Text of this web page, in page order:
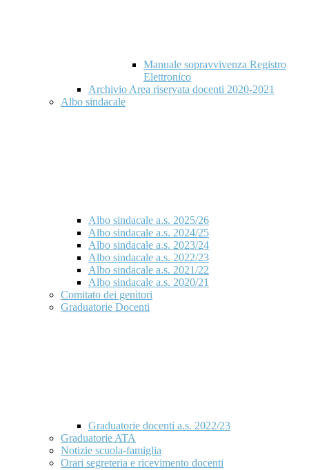
Manuale sopravvivenza Registro
Elettronico
Archivio Area riservata docenti 2020-2021
Albo sindacale
Albo sindacale a.s. 2025/26
Albo sindacale a.s. 2024/25
Albo sindacale a.s. 2023/24
Albo sindacale a.s. 2022/23
Albo sindacale a.s. 2021/22
Albo sindacale a.s. 2020/21
Comitato dei genitori
Graduatorie Docenti
Graduatorie docenti a.s. 2022/23
Graduatorie ATA
Notizie scuola-famiglia
Orari segreteria e ricevimento docenti